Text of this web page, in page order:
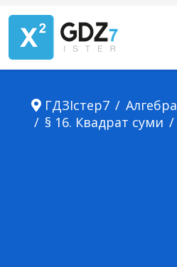
ГДЗІстер7 Алгебра
§ 16. Квадрат суми